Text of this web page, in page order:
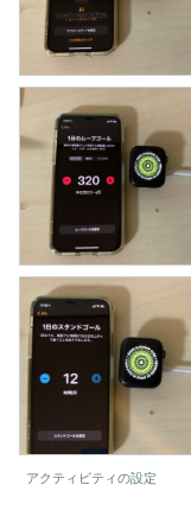
アクティビティの設定